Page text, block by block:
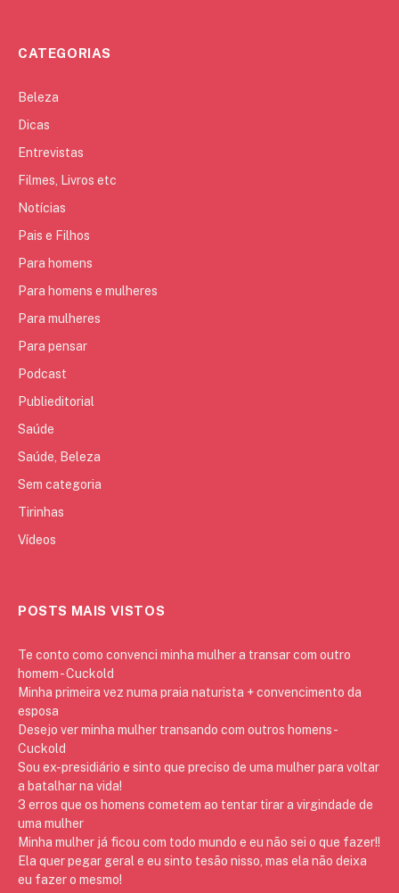
CATEGORIAS
Beleza
Dicas
Entrevistas
Filmes, Livros etc
Notícias
Pais e Filhos
Para homens
Para homens e mulheres
Para mulheres
Para pensar
Podcast
Publieditorial
Saúde
Saúde, Beleza
Sem categoria
Tirinhas
Vídeos
POSTS MAIS VISTOS
Te conto como convenci minha mulher a transar com outro
homem - Cuckold
Minha primeira vez numa praia naturista + convencimento da
esposa
Desejo ver minha mulher transando com outros homens -
Cuckold
Sou ex-presidiário e sinto que preciso de uma mulher para voltar
a batalhar na vida!
3 erros que os homens cometem ao tentar tirar a virgindade de
uma mulher
Minha mulher já ficou com todo mundo e eu não sei o que fazer!!
Ela quer pegar geral e eu sinto tesão nisso, mas ela não deixa
eu fazer o mesmo!